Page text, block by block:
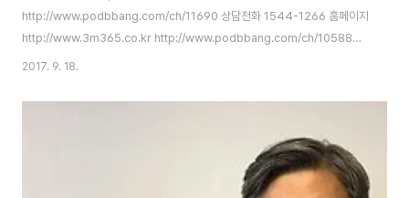
http://www.podbbang.com/ch/11690 상담전화 1544-1266 홈페이지
http://www.3m365.co.kr http://www.podbbang.com/ch/10588
http://www.podbbang.com/ch/11491
2017. 9. 18.